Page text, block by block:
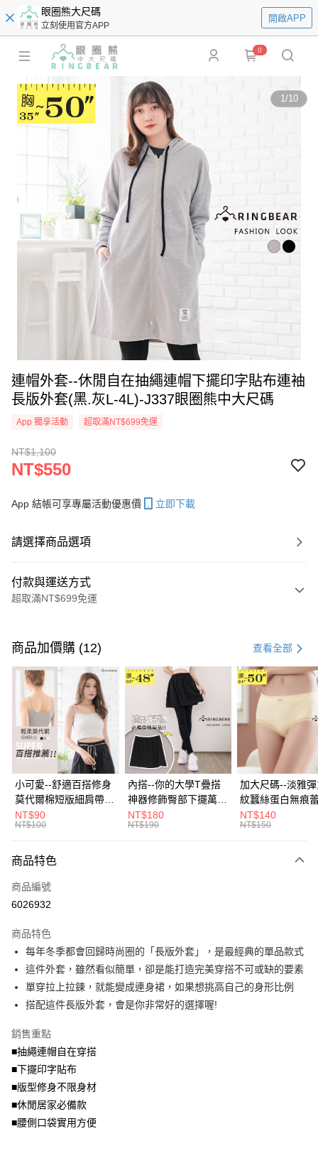
眼圈熊大尺碼
立刻使用官方APP
開啟APP
0
1/10
連帽外套--休閒自在抽繩連帽下擺印字貼布連袖
長版外套(黑.灰L-4L)-J337眼圈熊中大尺碼
App 獨享活動 超取滿NT$699免運
NT$1,100
NT$550
App 結帳可享專屬活動優惠價 立即下載
請選擇商品選項
付款與運送方式
超取滿NT$699免運
信用卡一次付款
超商取貨付款
LINE Pay
Apple Pay
街口支付
悠遊付
Google Pay
全盈+PAY
大哥付你分期
【大哥付你分期使用說明】
1.本服務由台灣大哥大提供，台灣大哥大用戶可立即使用無須另外申請。
流程，驗證手機門號後，選擇欲分期的期數、繳款截止日，確認付款後即完
成交易。
3.實際核准額度、可分期數及費用金額請依後續交易確認頁面所載為準。
4.訂單成立30分鐘內，如未前往確認交易或遇審核未通過，訂單將自動取
法說明評估內容。
【繳款方式說明】
醒簡訊。
帳／街口支付／iPASS MONEY」等通路繳費。
【注意事項】
1.本服務係由「台灣大哥大股份有限公司」（以下簡稱本公司）所提供，讓
用戶於交易時，得透過本服務購買商品或服務，並由商店將買賣／分期付款
買賣價金債權讓與本公司後，依約使用本公司帳單繳交帳款。
AFTEE先享後付
【關於「AFTEE先享後付」】
AFTEE先享後付是「在收到商品之後才付款」的支付方式。 讓您購物簡單
便利好安心！
１．簡單：不需註冊會員、不需綁卡、不需儲值。
２．便利：只要手機號碼，簡訊認證，即可結帳。
３．安心：先確認商品／服務後，再付款。
１．於結帳方式選擇「AFTEE先享後付」後，將跳轉至「AFTEE先享後付」
結帳頁面，進行簡訊認證並確認金額後，即可完成結帳。
３．收到繳費通知簡訊後14天內，點擊此簡訊中的連結，可透過四大超商／
ATM／網路銀行／等多元方式進行付款，方視為交易完成。
※ 請注意：結帳手續完成當下不需立刻繳費，但若您需要取消訂單，請聯絡
購買商品的店家。未經商家同意取消之訂單仍視為有效，需透過AFTEE先享
後付繳納相關費用。
ATM付款
全家取貨付款
付款後全家取貨
每筆NT$70，滿NT$699(含以上)免運費
7-11取貨付款
每筆NT$70，滿NT$799(含以上)免運費
商品加價購 (12) 查看全部
小可愛--舒適百搭修身
莫代爾棉短版細肩帶素
色背心(白.黑.灰L-2L)-
U582眼圈熊中大尺碼
NT$90
NT$100
內搭--你的大學T疊搭
神器修飾臀部下擺萬用
內搭裙/遮臀裙(黑2L-
6L)-Q155眼圈熊中大
NT$180
NT$190
加大尺碼--淡雅
紋蠶絲蛋白無痕
角內褲(白.粉.藍.
3L)-L28眼圈熊中
NT$140
NT$150
商品特色
商品編號
6026932
商品特色
每年冬季都會回歸時尚圈的「長版外套」，是最經典的單品款式
這件外套，雖然看似簡單，卻是能打造完美穿搭不可或缺的要素
單穿拉上拉鍊，就能變成連身裙，如果想挑高自己的身形比例
搭配這件長版外套，會是你非常好的選擇喔!
銷售重點
■抽繩連帽自在穿搭
■下擺印字貼布
■版型修身不限身材
■休閒居家必備款
■腰側口袋實用方便